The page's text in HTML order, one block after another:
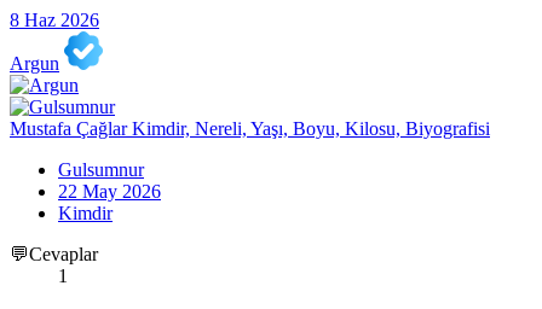
8 Haz 2026
Argun
Mustafa Çağlar Kimdir, Nereli, Yaşı, Boyu, Kilosu, Biyografisi
Gulsumnur
22 May 2026
Kimdir
💬Cevaplar
1